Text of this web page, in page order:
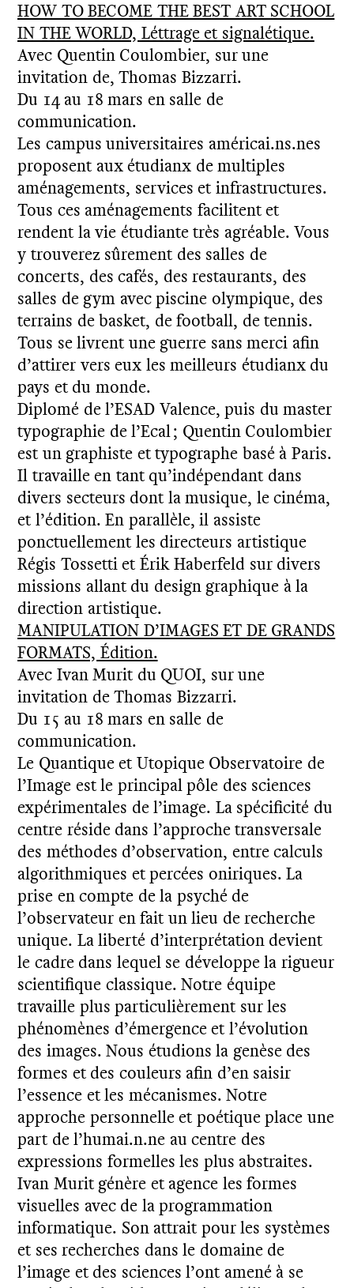
HOW TO BECOME THE BEST ART SCHOOL
IN THE WORLD, Léttrage et signalétique.
Avec Quentin Coulombier, sur une
invitation de, Thomas Bizzarri.
Du 14 au 18 mars en salle de
communication.
Les campus universitaires américai.ns.nes
proposent aux étudianx de multiples
aménagements, services et infrastructures.
Tous ces aménagements facilitent et
rendent la vie étudiante très agréable. Vous
y trouverez sûrement des salles de
concerts, des cafés, des restaurants, des
salles de gym avec piscine olympique, des
terrains de basket, de football, de tennis.
Tous se livrent une guerre sans merci afin
d’attirer vers eux les meilleurs étudianx du
pays et du monde.
Diplomé de l’ESAD Valence, puis du master
typographie de l’Ecal ; Quentin Coulombier
est un graphiste et typographe basé à Paris.
Il travaille en tant qu’indépendant dans
divers secteurs dont la musique, le cinéma,
et l’édition. En parallèle, il assiste
ponctuellement les directeurs artistique
Régis Tossetti et Érik Haberfeld sur divers
missions allant du design graphique à la
direction artistique.
MANIPULATION D’IMAGES ET DE GRANDS
FORMATS, Édition.
Avec Ivan Murit du QUOI, sur une
invitation de Thomas Bizzarri.
Du 15 au 18 mars en salle de
communication.
Le Quantique et Utopique Observatoire de
l’Image est le principal pôle des sciences
expérimentales de l’image. La spécificité du
centre réside dans l’approche transversale
des méthodes d’observation, entre calculs
algorithmiques et percées oniriques. La
prise en compte de la psyché de
l’observateur en fait un lieu de recherche
unique. La liberté d’interprétation devient
le cadre dans lequel se développe la rigueur
scientifique classique. Notre équipe
travaille plus particulièrement sur les
phénomènes d’émergence et l’évolution
des images. Nous étudions la genèse des
formes et des couleurs afin d’en saisir
l’essence et les mécanismes. Notre
approche personnelle et poétique place une
part de l’humai.n.ne au centre des
expressions formelles les plus abstraites.
Ivan Murit génère et agence les formes
visuelles avec de la programmation
informatique. Son attrait pour les systèmes
et ses recherches dans le domaine de
l’image et des sciences l’ont amené à se